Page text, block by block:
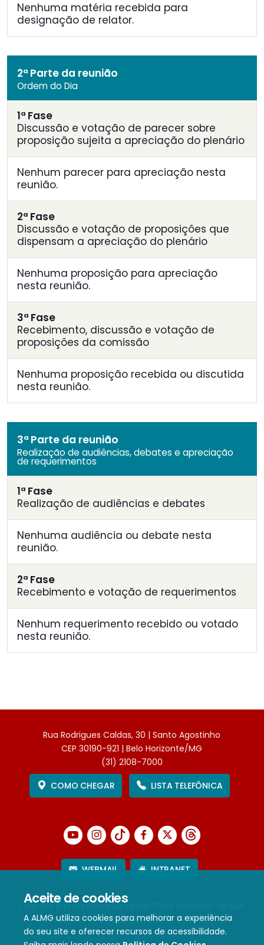
Aceite de cookies
A ALMG utiliza cookies para melhorar a experiência
do seu site e oferecer recursos de acessibilidade.
Nenhuma matéria recebida para
designação de relator.
2ª Parte da reunião
Ordem do Dia
1ª Fase
Discussão e votação de parecer sobre
proposição sujeita a apreciação do plenário
Nenhum parecer para apreciação nesta
reunião.
2ª Fase
Discussão e votação de proposições que
dispensam a apreciação do plenário
Nenhuma proposição para apreciação
nesta reunião.
3ª Fase
Recebimento, discussão e votação de
proposições da comissão
Nenhuma proposição recebida ou discutida
nesta reunião.
3ª Parte da reunião
Realização de audiências, debates e apreciação
de requerimentos
1ª Fase
Realização de audiências e debates
Nenhuma audiência ou debate nesta
reunião.
2ª Fase
Recebimento e votação de requerimentos
Nenhum requerimento recebido ou votado
nesta reunião.
Rua Rodrigues Caldas, 30 | Santo Agostinho
CEP 30190-921 | Belo Horizonte/MG
(31) 2108-7000
COMO CHEGAR
LISTA TELEFÔNICA
WEBMAIL INTRANET
Este site é protegido pelo reCAPTCHA (aplicam-se sua
Política de PrivacidadeeTermos de Serviço).